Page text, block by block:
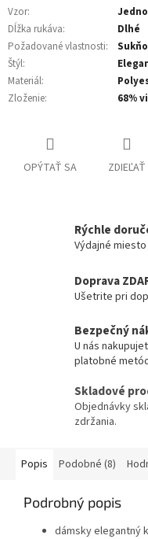
Vzor:
Dĺžka rukáva:
Dlhé
Požadované vlastnosti:
Štýl:
Materiál:
Zloženie: 68%
OPÝTAŤ SA ZDIEĽAŤ
Rýchle
Výdajné miesto
Doprava
Ušetrite pri
Bezpečný
U nás
platobné
Skladové
Objednávky
zdržania.
Popis Podobné (8)
Podrobný popis
dámsky elegantný